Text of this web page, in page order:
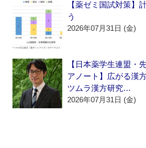
【薬ゼミ国試対策】
う
2026年07月31日 (金)
【日本薬学生連盟・
アノート】広がる漢
ツムラ漢方研究…
2026年07月31日 (金)